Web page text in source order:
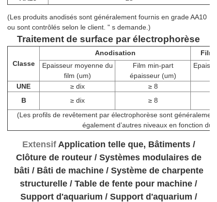
(Les produits anodisés sont généralement fournis en grade AA10
ou sont contrôlés selon le client. " s demande.)
Traitement de surface par électrophorèse
Classe
Anodisation
Film
Epaisseur moyenne du
film (um)
Film min-part
épaisseur (um)
UNE
≥dix ≥8
B
≥dix ≥8
(Les profils de revêtement par électrophorèse sont
également d’autres niveaux en fonction du
ExtensifApplication telle que, Bâtiments /
Clôture de routeur / Systèmes modulaires de
bâti / Bâti de machine / Système de charpente
structurelle / Table de fente pour machine /
Support d'aquarium / Support d'aquarium /